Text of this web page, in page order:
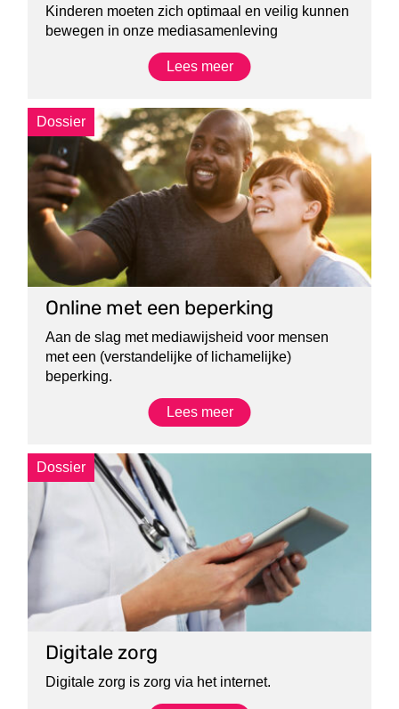
Kinderen moeten zich optimaal en veilig kunnen
bewegen in onze mediasamenleving
Lees meer
Dossier
Online met een beperking
Aan de slag met mediawijsheid voor mensen
met een (verstandelijke of lichamelijke)
beperking.
Lees meer
Dossier
Digitale zorg
Digitale zorg is zorg via het internet.